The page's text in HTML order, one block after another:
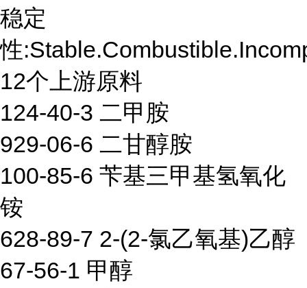
稳定
性
12个上游原料
124-40-3 二甲胺
929-06-6 二甘醇胺
100-85-6 苄基三甲基氢氧化
铵
628-89-7 2-(2-氯乙氧基)乙醇
67-56-1 甲醇